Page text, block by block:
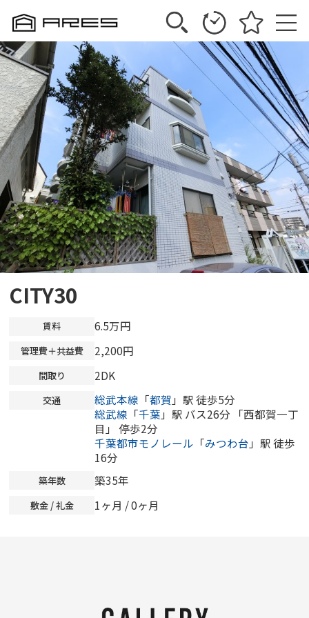
CITY30
賃料 6.5万円
管理費＋共益費 2,200円
間取り 2DK
交通 総武本線 「都賀 」駅 徒歩5分
総武線 「千葉 」駅 バス26分 「西都賀一丁
目」 停歩2分
千葉都市モノレール 「みつわ台 」駅 徒歩
16分
築年数 築35年
敷金 / 礼金 1ヶ月 /0ヶ月